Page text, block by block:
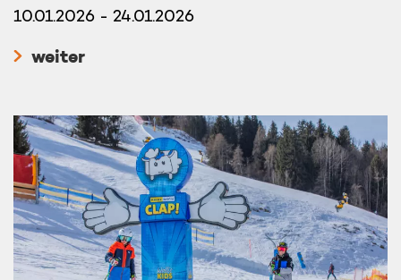
10.01.2026 - 24.01.2026
weiter